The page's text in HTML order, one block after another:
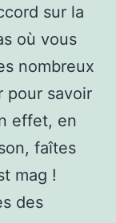
sur la
où vous
nombreux
pour savoir
effet, en
faîtes
mag !
des